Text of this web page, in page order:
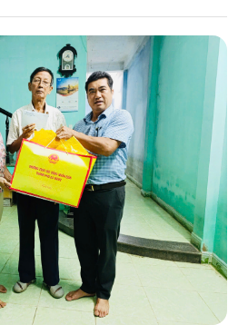
Vang đều thấm máu và niềm tin
sản. Đó là bản hùng ca bất tử
chí kiên cường và khát vọng